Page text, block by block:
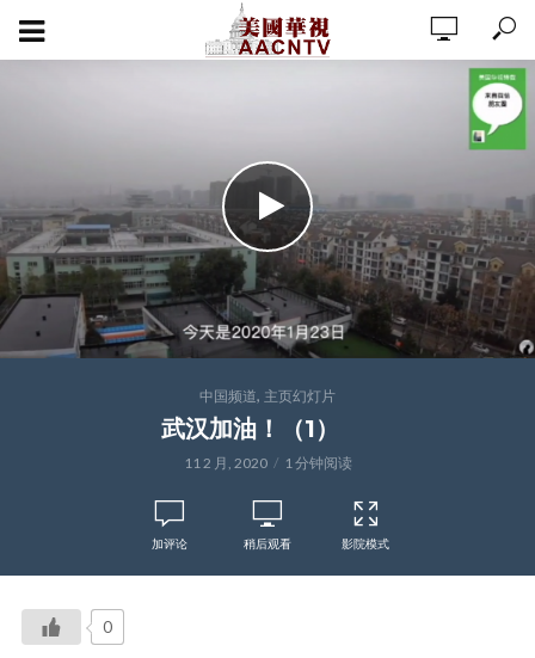
中国频道, 主页幻灯片
武汉加油！（1）
11 2 月, 2020 1 分钟阅读
加评论 稍后观看 影院模式
0